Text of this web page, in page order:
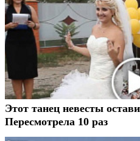
Этот танец невесты
Пересмотрела 10 раз